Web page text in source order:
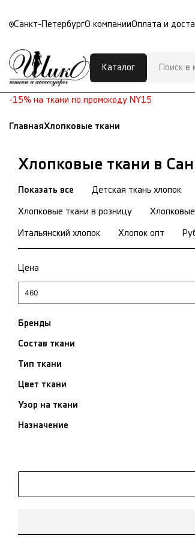
Санкт-ПетербургО компанииОплата и
Каталог
-15% на ткани по промокоду NY15
ГлавнаяХлопковые ткани
Хлопковые ткани в
Показать все Детская ткань хлопок
Хлопковые ткани в розницу
Итальянский хлопок Хлопок опт
Цена
Бренды
Состав ткани
Тип ткани
Цвет ткани
Узор на ткани
Назначение